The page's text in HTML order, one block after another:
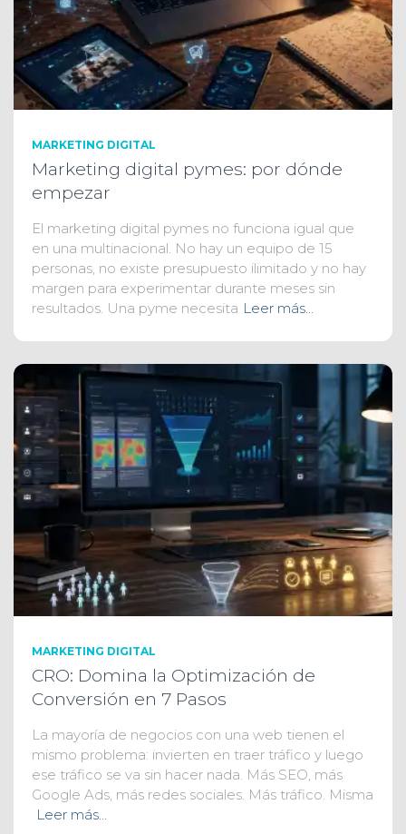
MARKETING DIGITAL
Marketing digital pymes: por dónde
empezar
El marketing digital pymes no funciona igual que
en una multinacional. No hay un equipo de 15
personas, no existe presupuesto ilimitado y no hay
margen para experimentar durante meses sin
resultados. Una pyme necesita Leer más…
MARKETING DIGITAL
CRO: Domina la Optimización de
Conversión en 7 Pasos
La mayoría de negocios con una web tienen el
mismo problema: invierten en traer tráfico y luego
ese tráfico se va sin hacer nada. Más SEO, más
Google Ads, más redes sociales. Más tráfico. Misma
Leer más…